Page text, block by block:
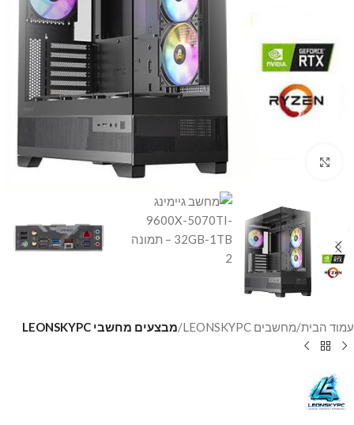
Click to enlarge
עמוד הבית מחשבים LEONSKYPC מבצעים מחשבי LEONSKYPC